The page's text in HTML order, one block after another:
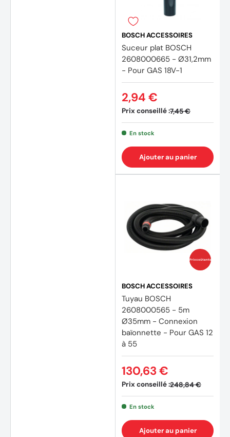
BOSCH ACCESSOIRES
Suceur plat BOSCH
2608000665 - Ø31,2mm
- Pour GAS 18V-1
Prix conseillé :7,45 €
2,94 €
En stock
Ajouter au panier
Prix coûtants
BOSCH ACCESSOIRES
Tuyau BOSCH
2608000565 - 5m
Ø35mm - Connexion
baïonnette - Pour GAS 12
à 55
Prix conseillé :248,84 €
130,63 €
En stock
Ajouter au panier